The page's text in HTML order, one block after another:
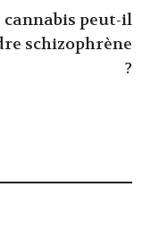
cannabis peut-il
schizophrène
?